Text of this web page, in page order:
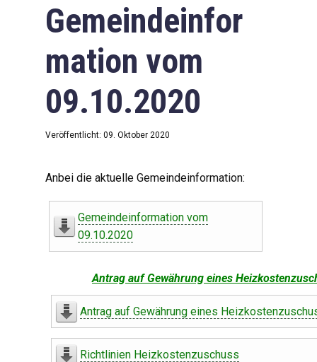
Gemeindeinfor
mation vom
09.10.2020
Veröffentlicht: 09. Oktober 2020
Anbei die aktuelle Gemeindeinformation:
Gemeindeinformation vom
09.10.2020
Antrag auf Gewährung eines
Antrag auf Gewährung eines
Richtlinien Heizkostenzuschuss